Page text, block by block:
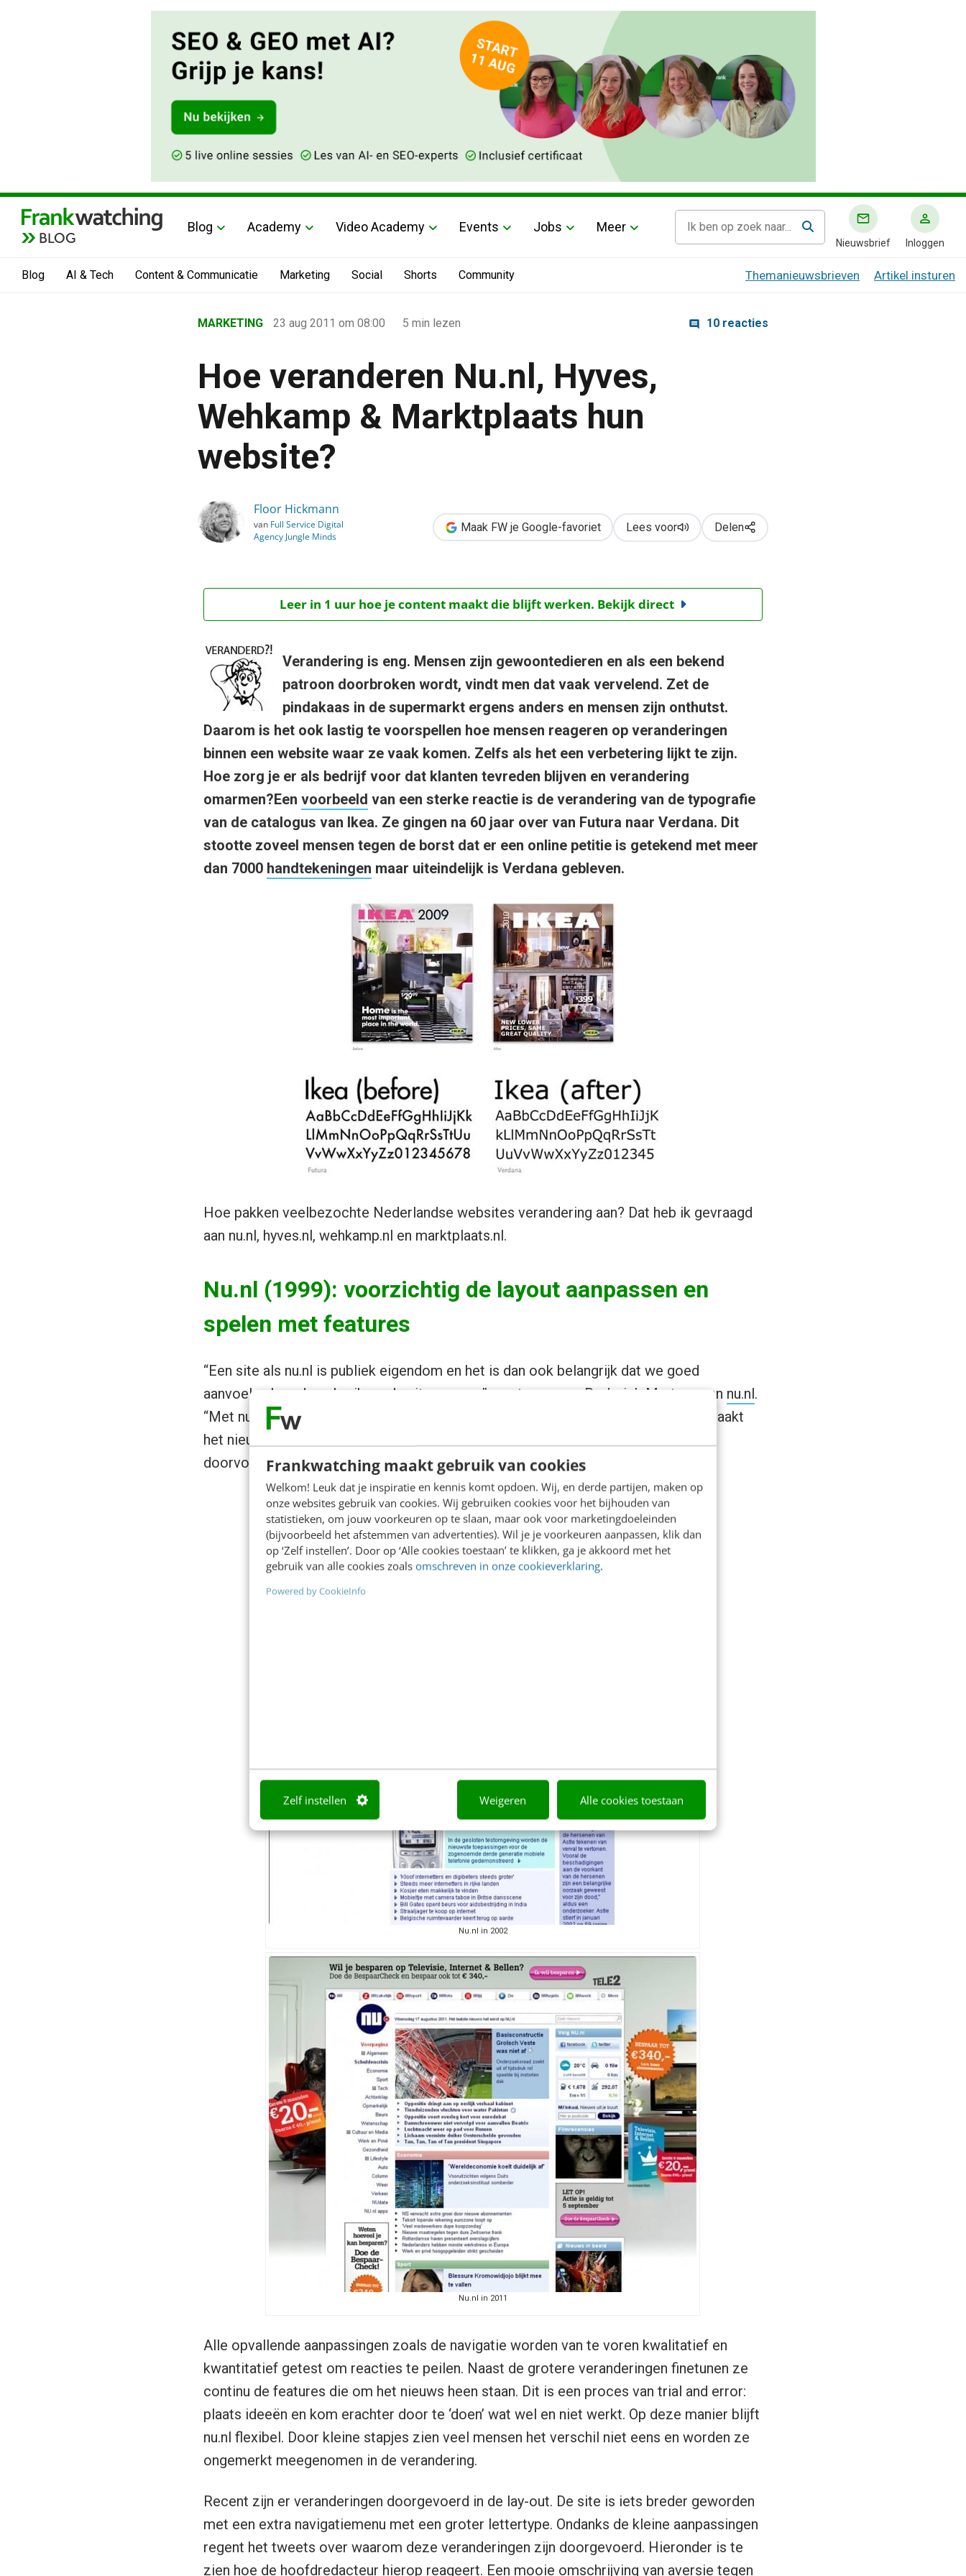
Frankwatching maakt gebruik van cookies
Welkom! Leuk dat je inspiratie en kennis komt opdoen. Wij, en derde partijen, maken op
onze websites gebruik van cookies. Wij gebruiken cookies voor het bijhouden van
statistieken, om jouw voorkeuren op te slaan, maar ook voor marketingdoeleinden
(bijvoorbeeld het afstemmen van advertenties). Wil je je voorkeuren aanpassen, klik dan
op ‘Zelf instellen’. Door op ‘Alle cookies toestaan’ te klikken, ga je akkoord met het
gebruik van alle cookies zoals omschreven in onze cookieverklaring.
Powered by CookieInfo
Zelf instellen Weigeren Alle cookies toestaan
BLOG
Blog Academy Video Academy Events Jobs Meer
Nieuwsbrief Inloggen
Blog AI & Tech Content & Communicatie Marketing Social Shorts Community Themanieuwsbrieven Artikel insturen
›
Marketing
›
Hoe veranderen Nu.nl, Hyves, Wehkamp & Marktplaats hun website?
MARKETING 23 aug 2011 om 08:00 5 min lezen 10 reacties
Hoe veranderen Nu.nl, Hyves,
Wehkamp & Marktplaats hun
website?
Floor Hickmann
van Full Service Digital
Agency Jungle Minds
Maak FW je Google-favoriet Lees voor Delen
Leer in 1 uur hoe je content maakt die blijft werken. Bekijk direct
Verandering is eng. Mensen zijn gewoontedieren en als een bekend
patroon doorbroken wordt, vindt men dat vaak vervelend. Zet de
pindakaas in de supermarkt ergens anders en mensen zijn onthutst.
Daarom is het ook lastig te voorspellen hoe mensen reageren op veranderingen
binnen een website waar ze vaak komen. Zelfs als het een verbetering lijkt te zijn.
Hoe zorg je er als bedrijf voor dat klanten tevreden blijven en verandering
omarmen?Een voorbeeld van een sterke reactie is de verandering van de typografie
van de catalogus van Ikea. Ze gingen na 60 jaar over van Futura naar Verdana. Dit
stootte zoveel mensen tegen de borst dat er een online petitie is getekend met meer
dan 7000 handtekeningen maar uiteindelijk is Verdana gebleven.
Hoe pakken veelbezochte Nederlandse websites verandering aan? Dat heb ik gevraagd
aan nu.nl, hyves.nl, wehkamp.nl en marktplaats.nl.
Nu.nl (1999): voorzichtig de layout aanpassen en
spelen met features
“Een site als nu.nl is publiek eigendom en het is dan ook belangrijk dat we goed
aanvoelen hoe de gebruikers de site ervaren”, zegt manager Roderick Martens van nu.nl.
“Met nu.nl is er een standaard ontstaan waarmee de Nederlander vertrouwd is geraakt
het nieuws te lezen en daar kunnen we niet plotseling enorme wijzigingen in
doorvoeren.”
Nu.nl in 2002
Nu.nl in 2011
Alle opvallende aanpassingen zoals de navigatie worden van te voren kwalitatief en
kwantitatief getest om reacties te peilen. Naast de grotere veranderingen finetunen ze
continu de features die om het nieuws heen staan. Dit is een proces van trial and error:
plaats ideeën en kom erachter door te ‘doen’ wat wel en niet werkt. Op deze manier blijft
nu.nl flexibel. Door kleine stapjes zien veel mensen het verschil niet eens en worden ze
ongemerkt meegenomen in de verandering.
Recent zijn er veranderingen doorgevoerd in de lay-out. De site is iets breder geworden
met een extra navigatiemenu met een groter lettertype. Ondanks de kleine aanpassingen
regent het tweets over waarom deze veranderingen zijn doorgevoerd. Hieronder is te
zien hoe de hoofdredacteur hierop reageert. Een mooie omschrijving van aversie tegen